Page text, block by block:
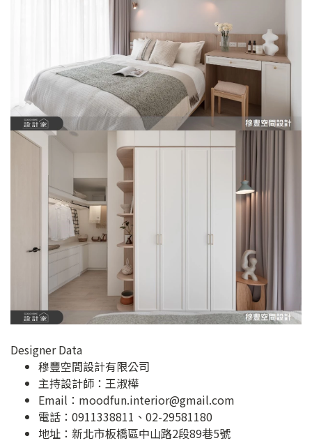
Designer Data
穆豐空間設計有限公司
主持設計師：王淑樺
Email： moodfun.interior@gmail.com
電話：0911338811、02-29581180
地址： 新北市板橋區中山路2段89巷5號